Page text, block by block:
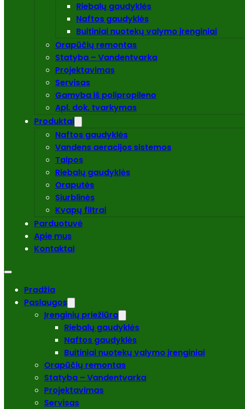
Riebalų gaudyklės
Naftos gaudyklės
Buitiniai nuotekų valymo įrenginiai
Orapūčių remontas
Statyba – Vandentvarka
Projektavimas
Servisas
Gamyba iš polipropileno
Apl. dok. tvarkymas
Produktai
Naftos gaudyklės
Vandens aeracijos sistemos
Talpos
Riebalų gaudyklės
Oraputės
Siurblinės
Kvapų filtrai
Parduotuvė
Apie mus
Kontaktai
Pradžia
Paslaugos
Įrenginių priežiūra
Riebalų gaudyklės
Naftos gaudyklės
Buitiniai nuotekų valymo įrenginiai
Orapūčių remontas
Statyba – Vandentvarka
Projektavimas
Servisas